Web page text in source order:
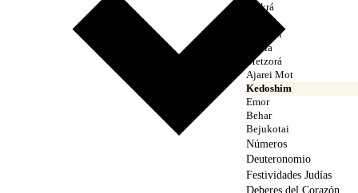
Vaikrá
Sheminí
Tazría
Metzorá
Ajarei Mot
Kedoshim
Emor
Behar
Bejukotai
Números
Deuteronomio
Festividades Judías
Deberes del Corazón